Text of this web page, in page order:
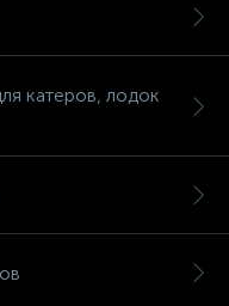
катеров, лодок